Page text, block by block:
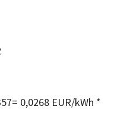
0,0268 EUR/kWh *